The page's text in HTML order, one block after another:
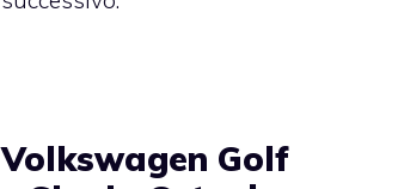
Volkswagen Golf